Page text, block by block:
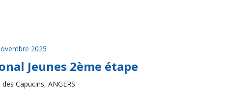
2025
Jeunes 2ème étape
des Capucins, ANGERS